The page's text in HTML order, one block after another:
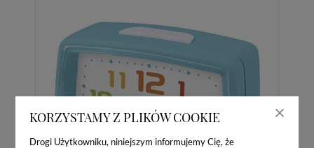
KORZYSTAMY Z PLIKÓW COOKIE
Drogi Użytkowniku, niniejszym informujemy Cię, że